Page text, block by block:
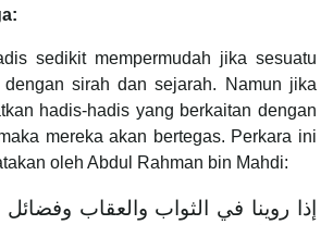
sedikit mempermudah jika sesuatu
dengan sirah dan sejarah. Namun jika
hadis-hadis yang berkaitan dengan
mereka akan bertegas. Perkara ini
oleh Abdul Rahman bin Mahdi:
إذا روينا في الثواب والعقاب وفضائل